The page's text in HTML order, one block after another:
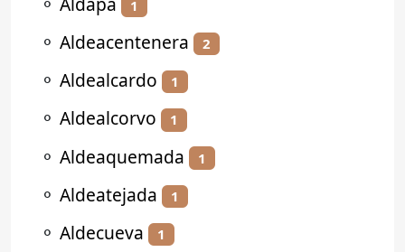
1
⚬ Aldeacentenera 2
⚬ Aldealcardo 1
⚬ Aldealcorvo 1
⚬ Aldeaquemada 1
⚬ Aldeatejada 1
⚬ Aldecueva 1